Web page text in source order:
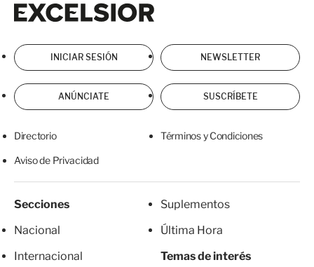
INICIAR SESIÓN NEWSLETTER
ANÚNCIATE SUSCRÍBETE
Directorio Términos y Condiciones
Aviso de Privacidad
Secciones
Nacional
Internacional
Suplementos
Última Hora
Temas de interés